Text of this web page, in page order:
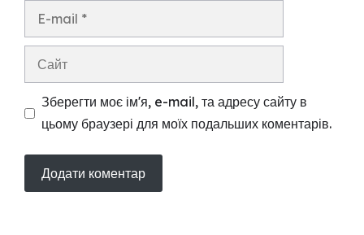
Сайт
Зберегти моє ім'я, e-mail, та адресу сайту в
цьому браузері для моїх подальших коментарів.